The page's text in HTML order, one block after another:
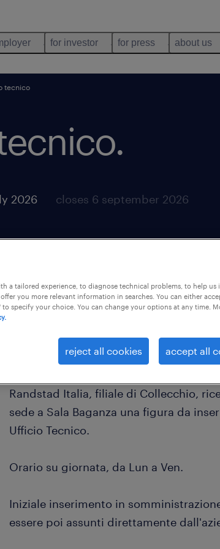
for investor for press about us
tecnico
.
2026 closes 6 september 2026
Randstad Italia, filiale di Collecchio,
sede a Sala Baganza una figura da
Ufficio Tecnico.
Orario su giornata, da Lun a Ven.
Iniziale inserimento in
essere poi assunti direttamente
a tailored experience, to diagnose technical problems, to help us
you more relevant information in searches. You can either
specify your choice. You can change your options at any time.
reject all cookies accept all